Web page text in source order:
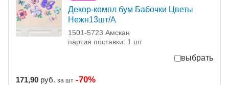
Декор-компл бум Бабочки Цветы
Нежн13шт/А
1501-5723 Амскан
партия поставки: 1 шт
выбрать
171,90 руб. за шт -70%